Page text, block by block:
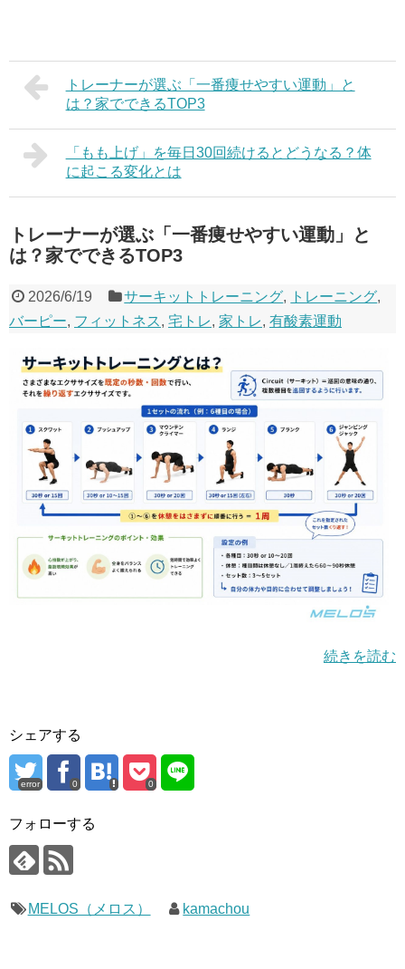
トレーナーが選ぶ「一番痩せやすい運動」と
は？家でできるTOP3
「もも上げ」を毎日30回続けるとどうなる？体
に起こる変化とは
トレーナーが選ぶ「一番痩せやすい運動」と
は？家でできるTOP3
2026/6/19 サーキットトレーニング, トレーニング,
バーピー, フィットネス, 宅トレ, 家トレ, 有酸素運動
続きを読む
シェアする
error 0 0
フォローする
MELOS（メロス） kamachou